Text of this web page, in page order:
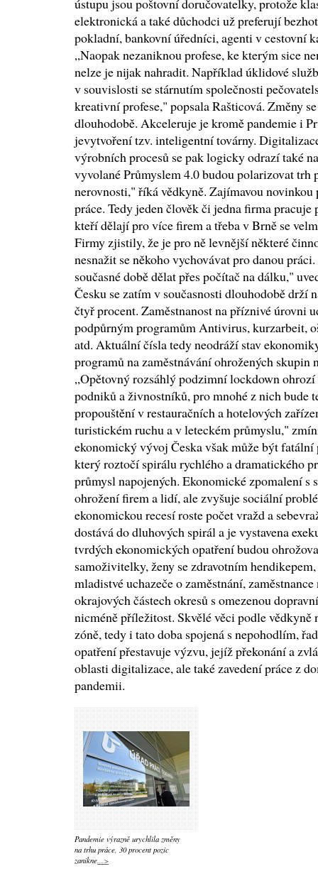
ústupu jsou poštovní doručovatelky, protože
elektronická a také důchodci už preferují
pokladní, bankovní úředníci, agenti v cestovní
„Naopak nezaniknou profese, ke kterým sice
nelze je nijak nahradit. Například úklidové
v souvislosti se stárnutím společnosti
kreativní profese," popsala Rašticová. Změny
dlouhodobě. Akceleruje je kromě pandemie i
jevytvoření tzv. inteligentní továrny.
výrobních procesů se pak logicky odrazí také
vyvolané Průmyslem 4.0 budou polarizovat trh
nerovnosti," říká vědkyně. Zajímavou
práce. Tedy jeden člověk či jedna firma
kteří dělají pro více firem a třeba v Brně se
Firmy zjistily, že je pro ně levnější některé
nesnažit se někoho vychovávat pro danou
současné době dělat přes počítač na dálku,"
Česku se zatím v současnosti dlouhodobě drží
čtyř procent. Zaměstnanost na příznivé úrovni
podpůrným programům Antivirus, kurzarbeit,
atd. Aktuální čísla tedy neodráží stav
programů na zaměstnávání ohrožených skupin
„Opětovný rozsáhlý podzimní lockdown
podniků a živnostníků, pro mnohé z nich bude
propouštění v restauračních a hotelových
turistickém ruchu a v leteckém průmyslu,"
ekonomický vývoj Česka však může být
který roztočí spirálu rychlého a dramatického
průmysl napojených. Ekonomické zpomalení s
ohrožení firem a lidí, ale zvyšuje sociální
ekonomickou recesí roste počet vražd a
dostává do dluhových spirál a je vystavena
tvrdých ekonomických opatření budou
samoživitelky, ženy se zdravotním
mladistvé uchazeče o zaměstnání,
okrajových částech okresů s omezenou
nicméně příležitost. Skvělé věci podle
zóně, tedy i tato doba spojená s nepohodlím,
opatření přestavuje výzvu, jejíž překonání a
oblasti digitalizace, ale také zavedení práce z
pandemii.
Pandemie výrazně urychlila změny
na trhu práce, 30 procent pozic
zanikne...>